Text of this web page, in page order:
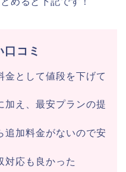
コミ
金として値段を下げて
加え、最安プランの提
追加料金がないので安
対応も良かった